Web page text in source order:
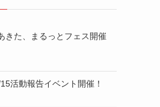
きた、まるっとフェス開催
活動報告イベント開催！